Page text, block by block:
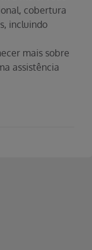
cobertura
incluindo
mais sobre
assistência